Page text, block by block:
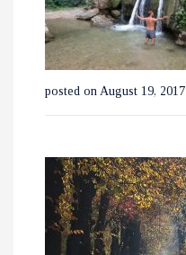
posted on August 19, 2017